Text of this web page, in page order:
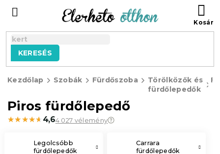
tartalomhoz
KERESÉS
Kezdőlap Szobák Fürdőszoba
Törölközők és
fürdőlepedők
Piros fürdőlepedő
★★★★★
★★★★★ 4,64 027 vélemény
Legolcsóbb
fürdőlepedők
Carrara
fürdőlepedők